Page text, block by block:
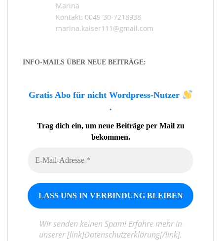
Marina
Kontakt: 0049-30-7218938
marina.kaiser111@gmail.com
INFO-MAILS ÜBER NEUE BEITRÄGE:
Gratis Abo für nicht Wordpress-Nutzer
.
Trag dich ein, um neue Beiträge per Mail zu
bekommen.
Wir senden keinen Spam! Erfahre mehr in
unserer [link]Datenschutzerklärung[/link].